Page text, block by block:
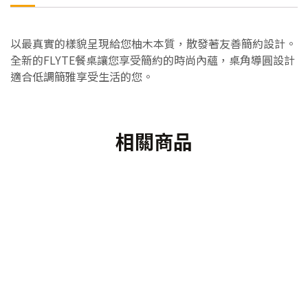
以最真實的樣貌呈現給您柚木本質，散發著友善簡約設計。
全新的FLYTE餐桌讓您享受簡約的時尚內蘊，桌角導圓設計
適合低調簡雅享受生活的您。
相關商品